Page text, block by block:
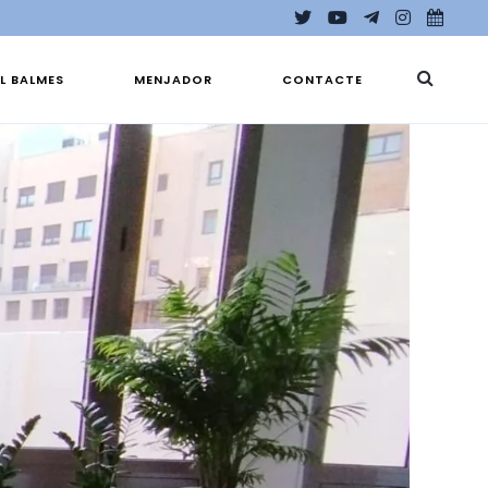
BALMES MENJADOR CONTACTE